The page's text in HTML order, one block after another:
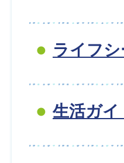
ライフ
生活ガイ